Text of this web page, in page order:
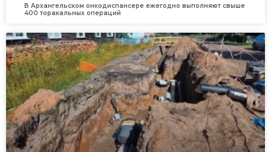
В Архангельском онкодиспансере ежегодно выполняют свыше
400 торакальных операций